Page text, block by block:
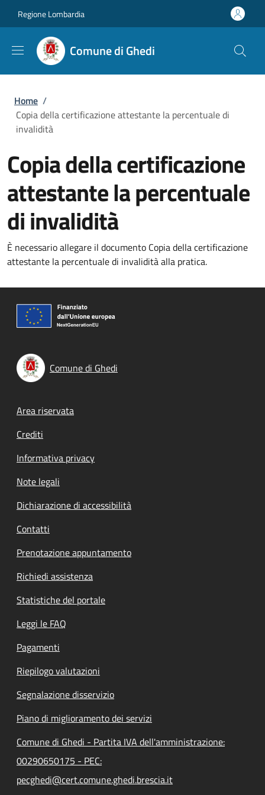
Regione Lombardia
Comune di Ghedi
Briciole di pane
Home /
Copia della certificazione attestante la percentuale di
invalidità
Copia della certificazione
attestante la percentuale
di invalidità
È necessario allegare il documento Copia della certificazione
attestante la percentuale di invalidità alla pratica.
Comune di Ghedi
Footer menu
Area riservata
Crediti
Informativa privacy
Note legali
Dichiarazione di accessibilità
Contatti
Prenotazione appuntamento
Richiedi assistenza
Statistiche del portale
Leggi le FAQ
Pagamenti
Riepilogo valutazioni
Segnalazione disservizio
Piano di miglioramento dei servizi
Comune di Ghedi - Partita IVA dell'amministrazione:
00290650175 - PEC:
pecghedi@cert.comune.ghedi.brescia.it